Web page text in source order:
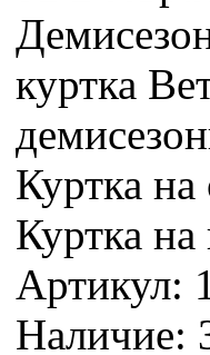
куртка
Куртка
Куртка
Артикул:
Наличие: